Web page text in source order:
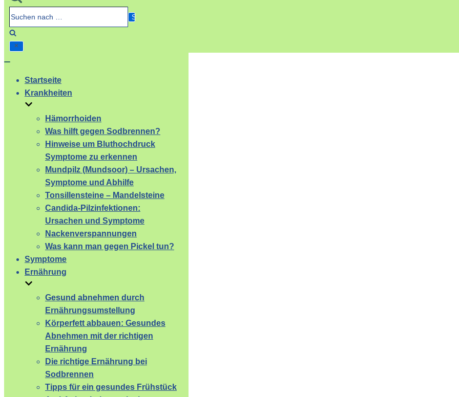
Suchen
nach …
Startseite
Krankheiten
Hämorrhoiden
Was hilft gegen Sodbrennen?
Hinweise um Bluthochdruck
Symptome zu erkennen
Mundpilz (Mundsoor) – Ursachen,
Symptome und Abhilfe
Tonsillensteine – Mandelsteine
Candida-Pilzinfektionen:
Ursachen und Symptome
Nackenverspannungen
Was kann man gegen Pickel tun?
Symptome
Ernährung
Gesund abnehmen durch
Ernährungsumstellung
Körperfett abbauen: Gesundes
Abnehmen mit der richtigen
Ernährung
Die richtige Ernährung bei
Sodbrennen
Tipps für ein gesundes Frühstück